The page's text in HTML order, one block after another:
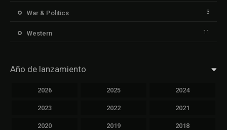
War & Politics 3
Western 11
Año de lanzamiento
2026 2025 2024
2023 2022 2021
2020 2019 2018